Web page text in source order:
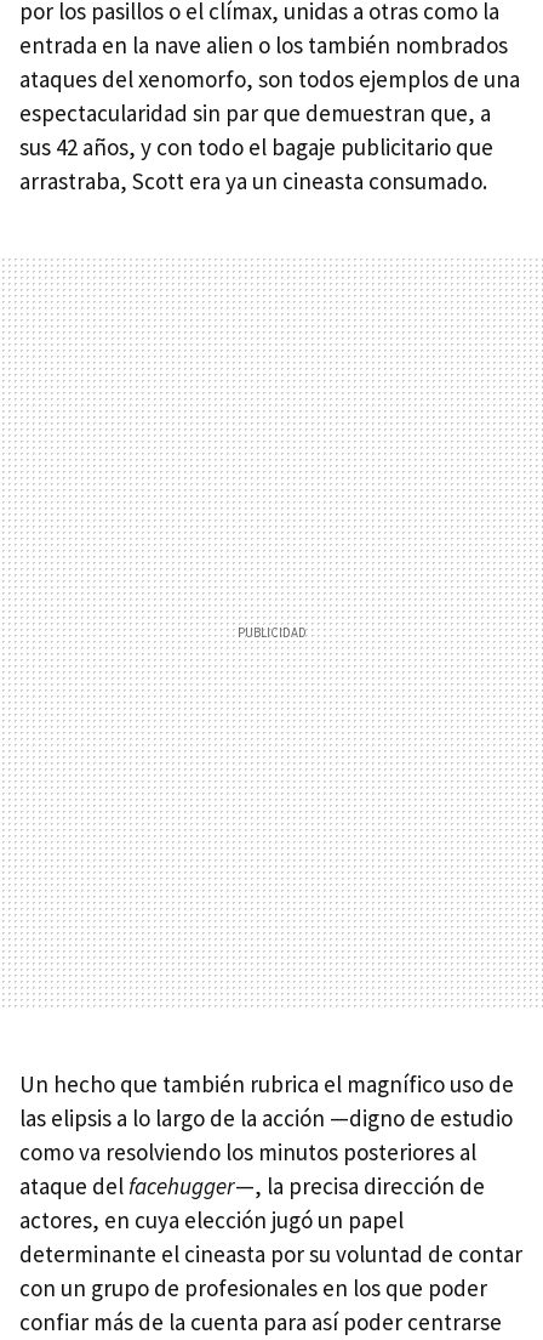
por los pasillos o el clímax, unidas a otras como la
entrada en la nave alien o los también nombrados
ataques del xenomorfo, son todos ejemplos de una
espectacularidad sin par que demuestran que, a
sus 42 años, y con todo el bagaje publicitario que
arrastraba, Scott era ya un cineasta consumado.
Un hecho que también rubrica el magnífico uso de
las elipsis a lo largo de la acción —digno de estudio
como va resolviendo los minutos posteriores al
ataque del facehugger—, la precisa dirección de
actores, en cuya elección jugó un papel
determinante el cineasta por su voluntad de contar
con un grupo de profesionales en los que poder
confiar más de la cuenta para así poder centrarse